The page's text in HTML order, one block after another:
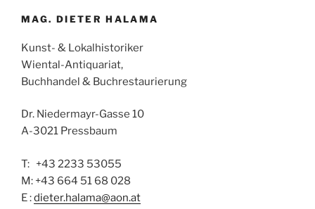
MAG. DIETER HALAMA
Kunst- & Lokalhistoriker
Wiental-Antiquariat,
Buchhandel & Buchrestaurierung
Dr. Niedermayr-Gasse 10
A-3021 Pressbaum
T: +43 2233 53055
M: +43 664 51 68 028
E :dieter.halama@aon.at